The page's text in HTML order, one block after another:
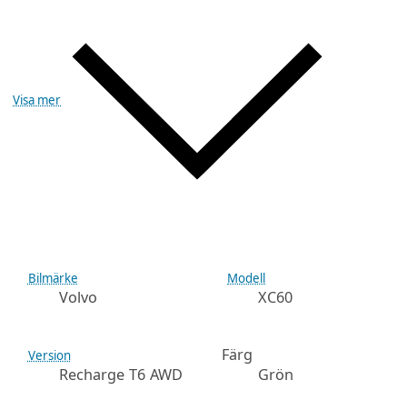
Visa mer
Bilmärke
Volvo
Modell
XC60
Version
Recharge T6 AWD
Färg
Grön